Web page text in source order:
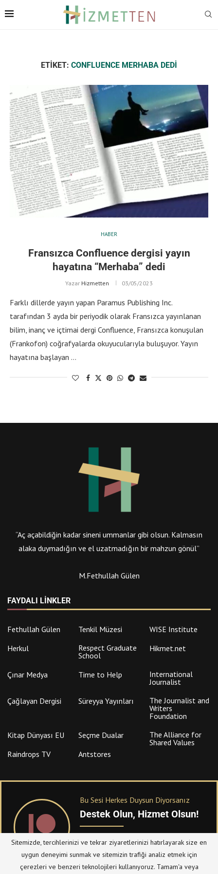
ETIKET: CONFLUENCE MERHABA DEDI
HABER
Fransızca Confluence dergisi yayın
hayatına “Merhaba” dedi
Yazar Hizmetten 03/05/2023
Farklı dillerde yayın yapan Paramus Publishing Inc.
tarafından 3 ayda bir periyodik olarak Fransızca yayınlanan
bilim, inanç ve içtimai dergi Confluence, Fransızca konuşulan
(Frankofon) coğrafyalarda okuyucularıyla buluşuyor. Yayın
hayatına başlayan …
“Aç açabildiğin kadar sineni ummanlar gibi olsun. Kalmasın
alaka duymadığın ve el uzatmadığın bir mahzun gönül”
M.Fethullah Gülen
FAYDALI LINKLER
Fethullah Gülen Tenkil Müzesi
WISE Institute
Herkul
Respect Graduate
School
Hikmet.net
Çınar Medya Time to Help
International
Journalist
Çağlayan Dergisi
Süreyya Yayınları
The Journalist and
Writers
Foundation
Kitap Dünyası EU
Seçme Dualar
The Alliance for
Shared Values
Raindrops TV
Antstores
Bu Sesi Herkes Duysun Diyorsanız
Destek Olun, Hizmet Olsun!
PATREONüzerinden sitemize bağışta
bulanabilirsiniz.
Sitemizde, tercihlerinizi ve tekrar ziyaretlerinizi hatırlayarak size en
uygun deneyimi sunmak ve sitemizin trafiği analiz etmek için
çerezleri ve benzeri teknolojileri kullanıyoruz. Tamam'a veya